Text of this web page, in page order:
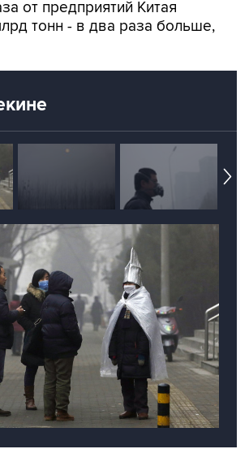
от предприятий Китая
тонн - в два раза больше,